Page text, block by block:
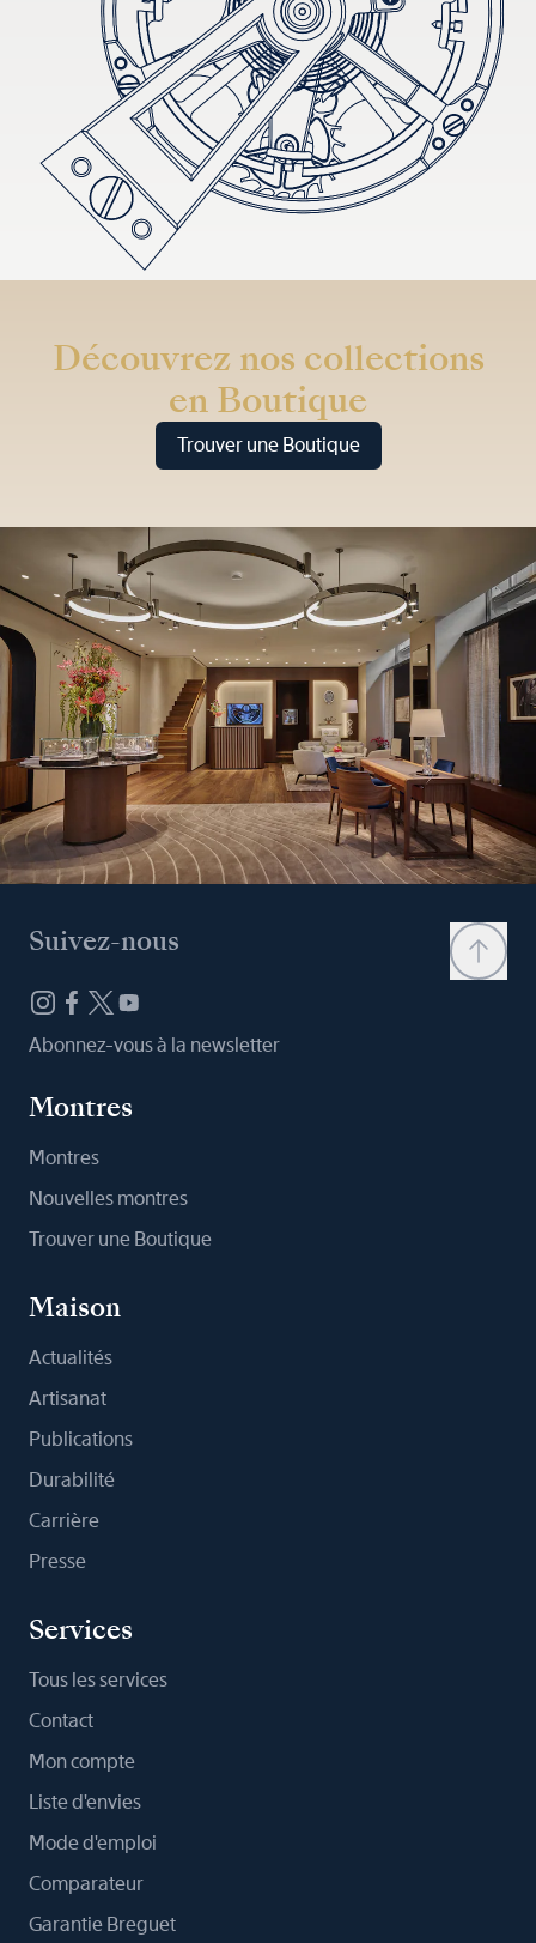
Découvrez nos collections
en Boutique
Trouver une Boutique
Suivez-nous
Abonnez-vous à la newsletter
Montres
Montres
Nouvelles montres
Trouver une Boutique
Maison
Actualités
Artisanat
Publications
Durabilité
Carrière
Presse
Services
Tous les services
Contact
Mon compte
Liste d'envies
Mode d'emploi
Comparateur
Garantie Breguet